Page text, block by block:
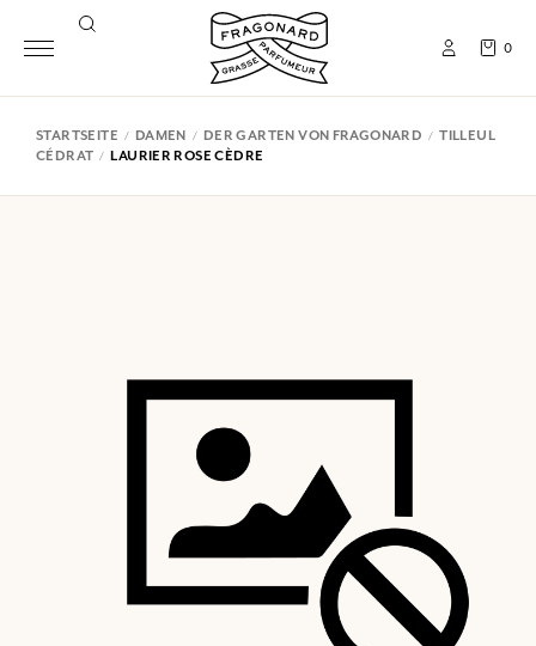
0
STARTSEITE DAMEN DER GARTEN VON FRAGONARD
TILLEUL
CÉDRAT
LAURIER ROSE CÈDRE